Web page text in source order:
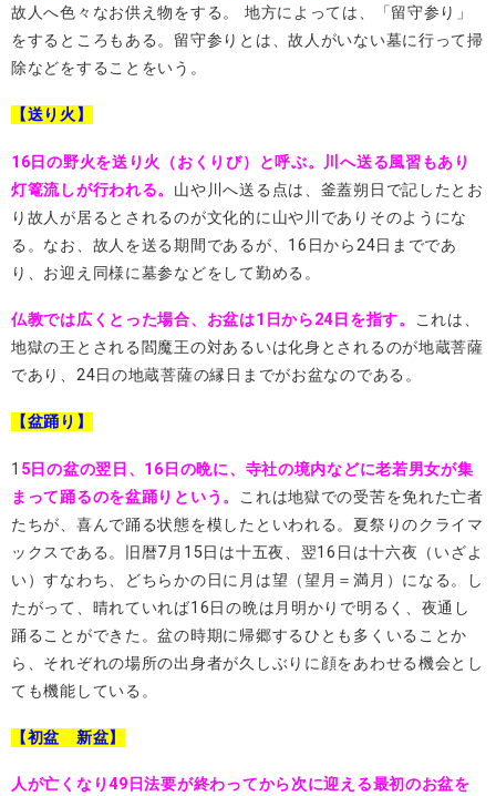
故人へ色々なお供え物をする。 地方によっては、「留守参り」
をするところもある。留守参りとは、故人がいない墓に行って掃
除などをすることをいう。
【送り火】
16日の野火を送り火（おくりび）と呼ぶ。 川へ送る風習もあり
灯篭流しが行われる。 山や川へ送る点は、釜蓋朔日で記したとお
り故人が居るとされるのが文化的に山や川でありそのようにな
る。なお、故人を送る期間であるが、16日から24日までであ
り、お迎え同様に墓参などをして勤める。
仏教では広くとった場合、お盆は1日から24日を指す。 これは、
地獄の王とされる閻魔王の対あるいは化身とされるのが地蔵菩薩
であり、24日の地蔵菩薩の縁日までがお盆なのである。
【盆踊り】
1 5日の盆の翌日、16日の晩に、寺社の境内などに老若男女が集
まって踊るのを盆踊り という。 これは地獄での受苦を免れた亡者
たちが、喜んで踊る状態を模したといわれる。夏祭りのクライマ
ックスである。旧暦7月15日は十五夜、翌16日は十六夜 （いざよ
い）すなわち、どちらかの日に月は望（望月＝満月 ）になる。し
たがって、晴れていれば16日の晩は月明かりで明るく、夜通し
踊ることができた。盆の時期に帰郷するひとも多くいることか
ら、それぞれの場所の出身者が久しぶりに顔をあわせる機会とし
ても機能している。
【初盆 新盆】
人が亡くなり49日法要が終わってから次に迎える最初のお盆を